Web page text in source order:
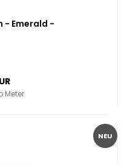
- Emerald -
Meter
NEU